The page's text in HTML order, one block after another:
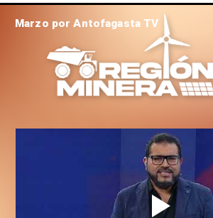
Marzo por Antofagasta TV